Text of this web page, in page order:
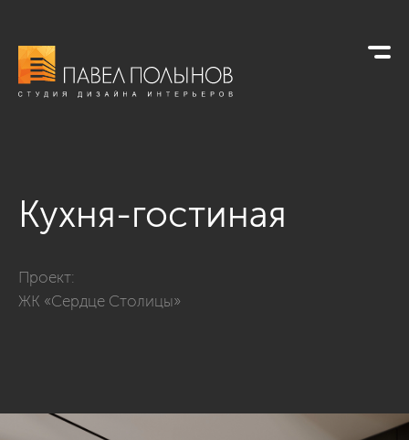
Кухня-гостиная
Проект:
ЖК «Сердце Столицы»